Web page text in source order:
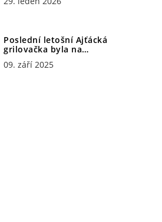
Poslední letošní Ajťácká
grilovačka byla na…
09. září 2025